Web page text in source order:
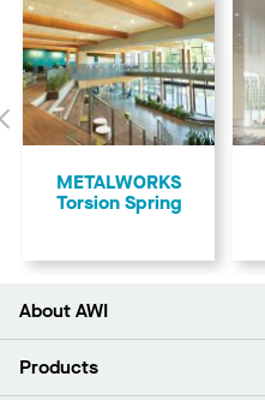
Anterior
METALWORKS
Torsion Spring
About AWI
Acerca de nosotros
Products